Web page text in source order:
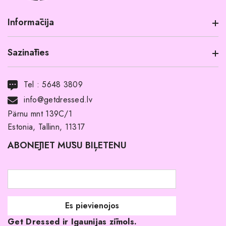
Informācija
Informācija par produktu
Noma ar pirkuma tiesībām
Par mums
Pirkuma noteikumi un nosacījumi
Atgriešanas politika
Līgavas družiņu kleitas
Veikali
Sazināties
Tel :5648 3809
info@getdressed.lv
Pärnu mnt 139C/1
Estonia, Tallinn, 11317
ABONĒJIET MŪSU BIĻETENU
Get Dressed ir Igaunijas zīmols.